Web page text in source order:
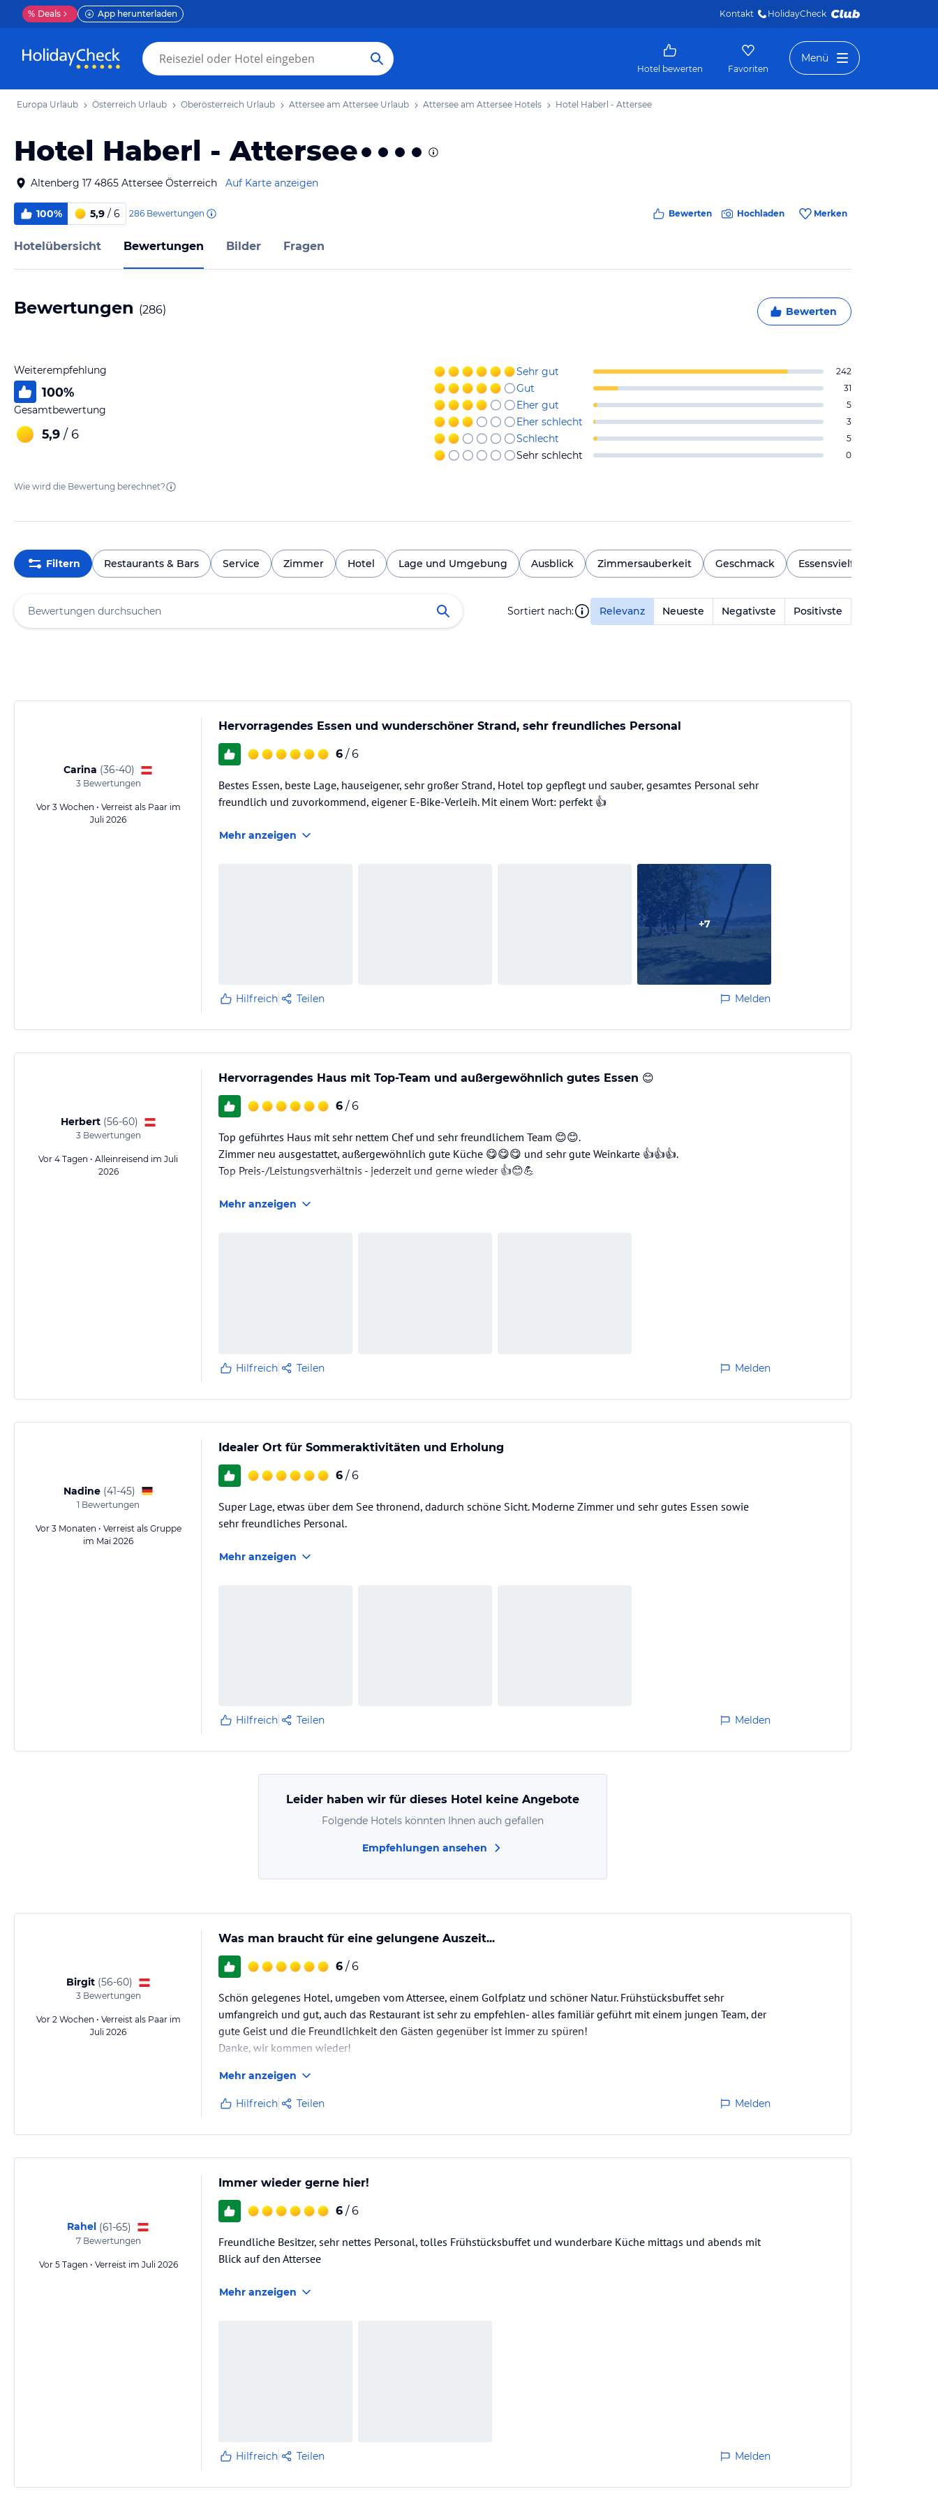
% Deals App herunterladen Kontakt HolidayCheck
Hotel bewerten Favoriten
Menü
Europa Urlaub Österreich Urlaub Oberösterreich Urlaub Attersee am Attersee Urlaub Attersee am Attersee Hotels Hotel Haberl - Attersee
Hotel Haberl - Attersee
Altenberg 17 4865 Attersee Österreich Auf Karte anzeigen
100% 5,9 / 6 286 Bewertungen Bewerten Hochladen Merken
Hotelübersicht Bewertungen Bilder Fragen
Bewertungen (286) Bewerten
Weiterempfehlung
100%
Gesamtbewertung
5,9 / 6
Sehr gut 242
Gut 31
Eher gut 5
Eher schlecht 3
Schlecht 5
Sehr schlecht 0
Wie wird die Bewertung berechnet?
Filtern Restaurants & Bars Service Zimmer Hotel Lage und Umgebung Ausblick Zimmersauberkeit Geschmack Essensvielfalt
Sortiert nach: Relevanz Neueste Negativste Positivste
Carina (36-40)
3Bewertungen
Vor 3 Wochen • Verreist als Paar im
Juli 2026
Hervorragendes Essen und wunderschöner Strand, sehr freundliches Personal
6 / 6
Bestes Essen, beste Lage, hauseigener, sehr großer Strand, Hotel top gepflegt und sauber, gesamtes Personal sehr
freundlich und zuvorkommend, eigener E-Bike-Verleih. Mit einem Wort: perfekt 👍
Mehr anzeigen
+7
Hilfreich Teilen Melden
Herbert (56-60)
3Bewertungen
Vor 4 Tagen • Alleinreisend im Juli
2026
Hervorragendes Haus mit Top-Team und außergewöhnlich gutes Essen 😊
6 / 6
Top geführtes Haus mit sehr nettem Chef und sehr freundlichem Team 😊😊.
Zimmer neu ausgestattet, außergewöhnlich gute Küche 😋😋😋 und sehr gute Weinkarte 👍👍👍.
Top Preis-/Leistungsverhältnis - jederzeit und gerne wieder 👍😊💪
Mehr anzeigen
Hilfreich Teilen Melden
Nadine (41-45)
1 Bewertungen
Vor 3 Monaten • Verreist als Gruppe
im Mai 2026
Idealer Ort für Sommeraktivitäten und Erholung
6 / 6
Super Lage, etwas über dem See thronend, dadurch schöne Sicht. Moderne Zimmer und sehr gutes Essen sowie
sehr freundliches Personal.
Mehr anzeigen
Hilfreich Teilen Melden
Leider haben wir für dieses Hotel keine Angebote
Folgende Hotels könnten Ihnen auch gefallen
Empfehlungen ansehen
Birgit (56-60)
3Bewertungen
Vor 2 Wochen • Verreist als Paar im
Juli 2026
Was man braucht für eine gelungene Auszeit...
6 / 6
Schön gelegenes Hotel, umgeben vom Attersee, einem Golfplatz und schöner Natur. Frühstücksbuffet sehr
umfangreich und gut, auch das Restaurant ist sehr zu empfehlen- alles familiär geführt mit einem jungen Team, der
gute Geist und die Freundlichkeit den Gästen gegenüber ist immer zu spüren!
Danke, wir kommen wieder!
Mehr anzeigen
Hilfreich Teilen Melden
Rahel (61-65)
7Bewertungen
Vor 5 Tagen • Verreist im Juli 2026
Immer wieder gerne hier!
6 / 6
Freundliche Besitzer, sehr nettes Personal, tolles Frühstücksbuffet und wunderbare Küche mittags und abends mit
Blick auf den Attersee
Mehr anzeigen
Hilfreich Teilen Melden